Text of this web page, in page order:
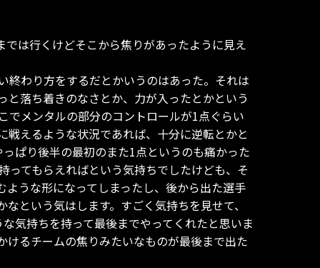
は行くけどそこから焦りがあったように見え
終わり方をするだとかいうのはあった。それは
落ち着きのなさとか、力が入ったとかという
でメンタルの部分のコントロールが1点ぐらい
えるような状況であれば、十分に逆転とかと
ぱり後半の最初のまた1点というのも痛かった
ってもらえればという気持ちでしたけども、そ
うな形になってしまったし、後から出た選手
という気はします。すごく気持ちを見せて、
気持ちを持って最後までやってくれたと思いま
るチームの焦りみたいなものが最後まで出た